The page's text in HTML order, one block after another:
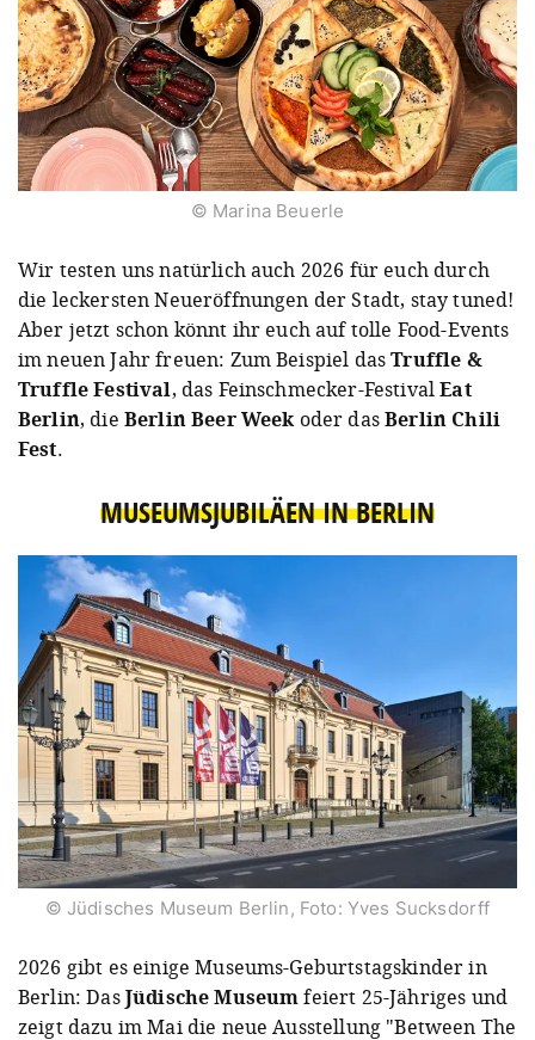
© Marina Beuerle
Wir testen uns natürlich auch 2026 für euch durch
die leckersten Neueröffnungen der Stadt, stay tuned!
Aber jetzt schon könnt ihr euch auf tolle Food-Events
im neuen Jahr freuen: Zum Beispiel dasTruffle &
Truffle Festival, das Feinschmecker-FestivalEat
Berlin, die Berlin Beer Weekoder dasBerlin Chili
Fest.
MUSEUMSJUBILÄEN IN BERLIN
© Jüdisches Museum Berlin, Foto: Yves Sucksdorff
2026 gibt es einige Museums-Geburtstagskinder in
Berlin: DasJüdische Museumfeiert 25-Jähriges und
zeigt dazu im Mai die neue Ausstellung "Between The